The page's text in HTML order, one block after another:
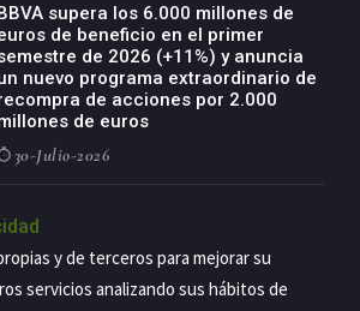
supera los 6.000 millones de
de beneficio en el primer
de 2026 (+11%) y anuncia
nuevo programa extraordinario de
de acciones por 2.000
de euros
30-Julio-2026
BBVA acelera el crecimiento de su
agro con un modelo global
especialización presente en siete
y de terceros para mejorar su
servicios analizando sus hábitos de